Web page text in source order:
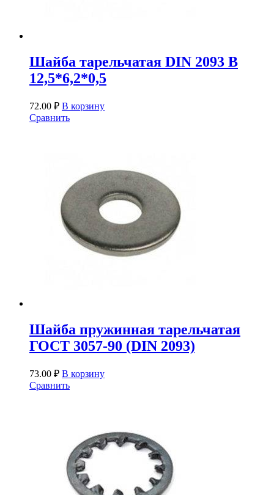
Шайба тарельчатая DIN 2093 B
12,5*6,2*0,5
72.00 ₽ В корзину
Сравнить
Шайба пружинная тарельчатая
ГОСТ 3057-90 (DIN 2093)
73.00 ₽ В корзину
Сравнить